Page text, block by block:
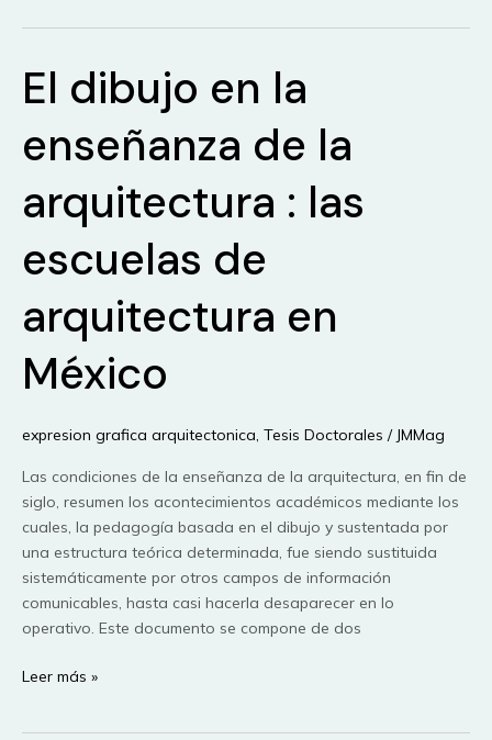
LA
ARQUITECTURA
UN
DE
VISTA
POETICO
El dibujo en la
enseñanza de la
arquitectura : las
escuelas de
arquitectura en
México
expresion grafica arquitectonica, Tesis Doctorales / JMMag
Las condiciones de la enseñanza de la arquitectura, en fin de
siglo, resumen los acontecimientos académicos mediante los
cuales, la pedagogía basada en el dibujo y sustentada por
una estructura teórica determinada, fue siendo sustituida
sistemáticamente por otros campos de información
comunicables, hasta casi hacerla desaparecer en lo
operativo. Este documento se compone de dos
El
Leer más »